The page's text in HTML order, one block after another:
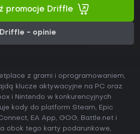
promocje Driffle
Driffle - opinie
z grami i oprogramowaniem,
klucze aktywacyjne na PC oraz
i Nintendo w konkurencyjnych
kody do platform Steam, Epic
EA App, GOG, Battle.net i
obok tego karty podarunkowe,